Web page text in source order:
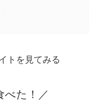
トを見てみる
べた！／